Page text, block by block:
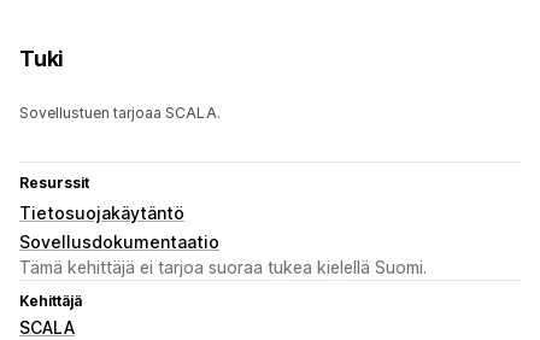
Tuki
Sovellustuen tarjoaa SCALA.
Resurssit
Tietosuojakäytäntö
Sovellusdokumentaatio
Tämä kehittäjä ei tarjoa suoraa tukea kielellä Suomi.
Kehittäjä
SCALA